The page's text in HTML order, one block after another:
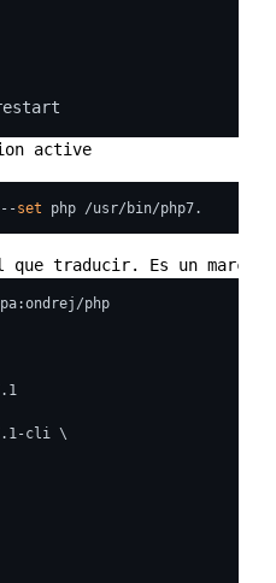
active
--set
traducir. Es un
php
cli \